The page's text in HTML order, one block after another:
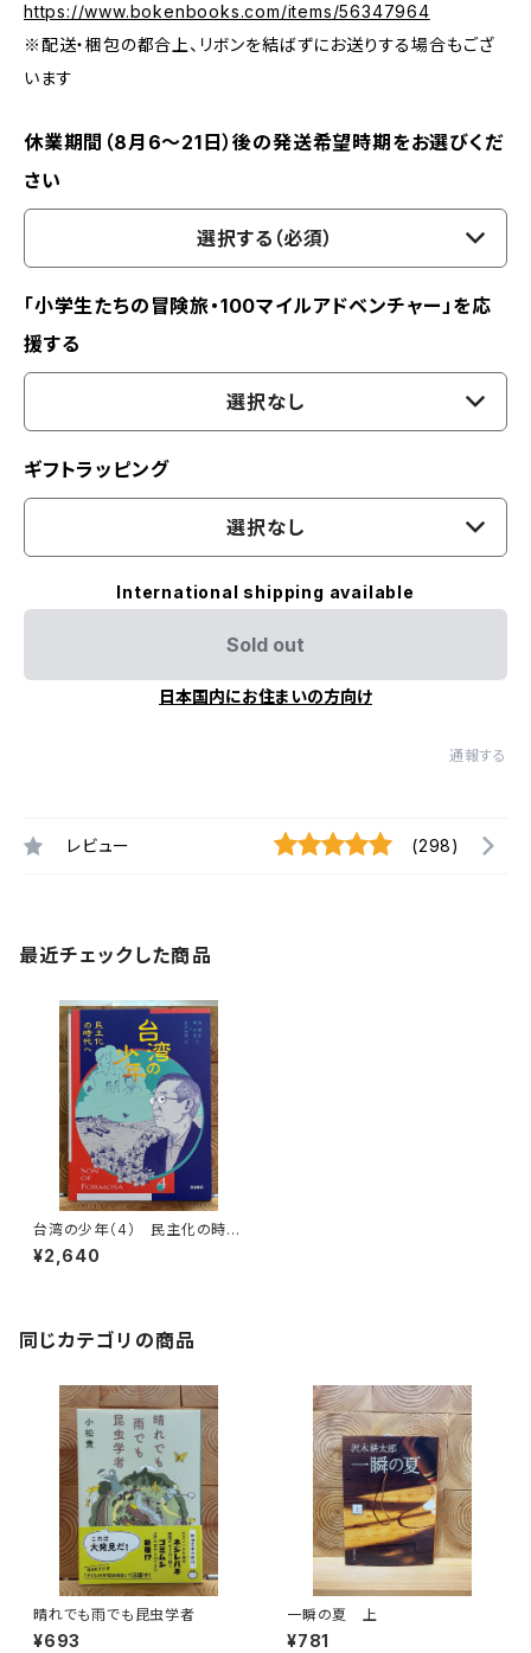
https://www.bokenbooks.com/items/56347964
※配送・梱包の都合上、リボンを結ばずにお送りする場合もござ
います
休業期間（8月6〜21日）後の発送希望時期をお選びくだ
さい
選択する（必須）
「小学生たちの冒険旅・100マイルアドベンチャー」を応
援する
選択なし
ギフトラッピング
選択なし
International shipping available
Sold out
日本国内にお住まいの方向け
通報する
レビュー (298)
最近チェックした商品
台湾の少年（4） 民主化の時代
へ
¥2,640
同じカテゴリの商品
晴れでも雨でも昆虫学者
¥693
一瞬の夏 上
¥781